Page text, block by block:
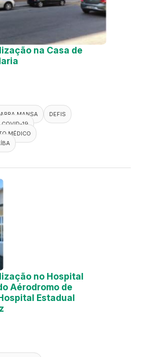
na Casa de
MANSA
DEFIS
COVID-19
MÉDICO
no Hospital
Aérodromo de
Estadual